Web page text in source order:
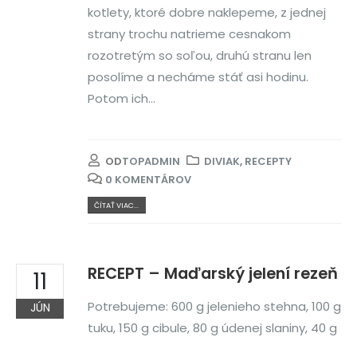
kotlety, ktoré dobre naklepeme, z jednej
strany trochu natrieme cesnakom
rozotretým so soľou, druhú stranu len
posolíme a necháme stáť asi hodinu.
Potom ich...
ODTOPADMIN DIVIAK, RECEPTY
0 KOMENTÁROV
ČÍTAŤ VIAC...
11
JÚN
RECEPT – Maďarský jelení rezeň
Potrebujeme: 600 g jelenieho stehna, 100 g
tuku, 150 g cibule, 80 g údenej slaniny, 40 g